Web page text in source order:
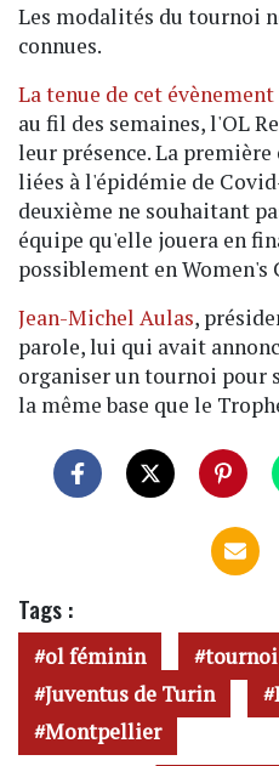
Les modalités du tournoi
connues.
La tenue de cet
au fil des semaines, l'OL
leur présence. La
liées à l'épidémie de
deuxième ne souhaitant
équipe qu'elle jouera en
possiblement en Women's
Jean-Michel Aulas,
parole, lui qui avait
organiser un tournoi pour
la même base que le
Tags :
ol féminin
Juventus de Turin
Montpellier